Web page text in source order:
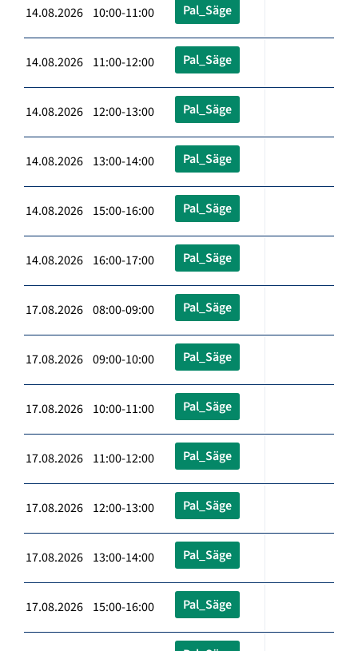
14.08.2026 10:00-11:00 Pal_Säge
14.08.2026 11:00-12:00 Pal_Säge
14.08.2026 12:00-13:00 Pal_Säge
14.08.2026 13:00-14:00 Pal_Säge
14.08.2026 15:00-16:00 Pal_Säge
14.08.2026 16:00-17:00 Pal_Säge
17.08.2026 08:00-09:00 Pal_Säge
17.08.2026 09:00-10:00 Pal_Säge
17.08.2026 10:00-11:00 Pal_Säge
17.08.2026 11:00-12:00 Pal_Säge
17.08.2026 12:00-13:00 Pal_Säge
17.08.2026 13:00-14:00 Pal_Säge
17.08.2026 15:00-16:00 Pal_Säge